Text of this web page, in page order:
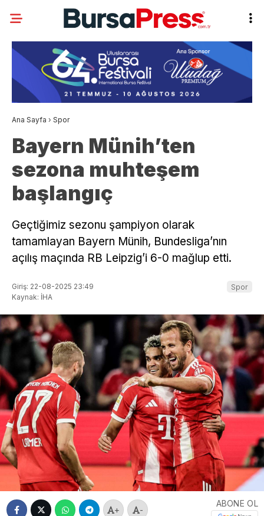
Ana Sayfa › Spor
Bayern Münih’ten
sezona muhteşem
başlangıç
Geçtiğimiz sezonu şampiyon olarak
tamamlayan Bayern Münih, Bundesliga’nın
açılış maçında RB Leipzig’i 6-0 mağlup etti.
Giriş: 22-08-2025 23:49
Kaynak: İHA
Spor
+ -
ABONE OL